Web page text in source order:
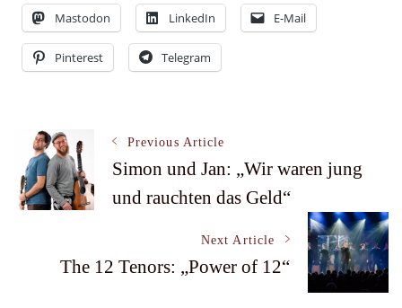
Mastodon LinkedIn E-Mail
Pinterest Telegram
Post
Navigation
Previous Article
Simon und Jan: „Wir waren jung
und rauchten das Geld“
Next Article
The 12 Tenors: „Power of 12“